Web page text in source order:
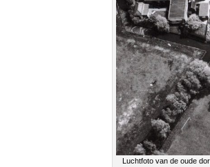
Luchtfoto van de oude